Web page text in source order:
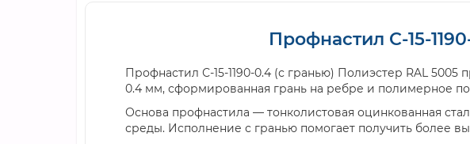
Профнастил С-15-
Профнастил С-15-1190-0.4 (с гранью) Полиэстер RAL
0.4 мм, сформированная грань на ребре и полимерное
Основа профнастила — тонколистовая оцинкованная
среды. Исполнение с гранью помогает получить более